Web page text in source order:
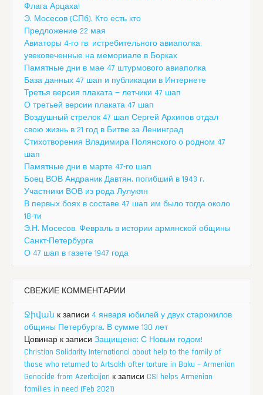
Флага Арцаха!
Э. Мосесов (СПб). Кто есть кто
Предложение 22 мая
Авиаторы 4-го гв. истребительного авиаполка,
увековеченные на мемориале в Борках
Памятные дни в мае 47 штурмового авиаполка
База данных 47 шап и публикации в Интернете
Третья версия плаката — летчики 47 шап
О третьей версии плаката 47 шап
Воздушный стрелок 47 шап Сергей Архипов отдал
свою жизнь в 21 год в Битве за Ленинград
Стихотворения Владимира Полянского о родном 47
шап
Памятные дни в марте 47-го шап
Боец ВОВ Андраник Давтян, погибший в 1943 г.
Участники ВОВ из рода Лулукян
В первых боях в составе 47 шап им было тогда около
18-ти
Э.Н. Мосесов. Февраль в истории армянской общины
Санкт-Петербурга
О 47 шап в газете 1947 года
СВЕЖИЕ КОММЕНТАРИИ
Ջիվան к записи 4 января юбилей у двух старожилов
общины Петербурга. В сумме 130 лет
Цовинар к записи Защищено: С Новым годом!
Christian Solidarity International about help to the family of
those who returned to Artsakh after torture in Baku – Armenian
Genocide from Azerbaijan к записи CSI helps Armenian
families in need (Feb 2021)